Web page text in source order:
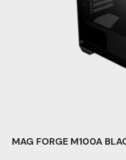
MAG FORGE M100A